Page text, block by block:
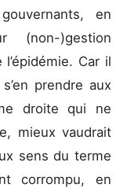
en
)gestion
Car il
prendre aux
droite qui ne
mieux vaudrait
sens du terme
corrompu, en